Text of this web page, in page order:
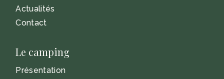
Actualités
Contact
Le camping
Présentation